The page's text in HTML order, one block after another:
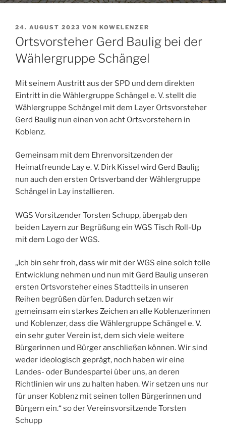
VERÖFFENTLICHT
AM
24. AUGUST 2023 VON KOWELENZER
Ortsvorsteher Gerd Baulig bei der
Wählergruppe Schängel
Mit seinem Austritt aus der SPD und dem direkten
Eintritt in die Wählergruppe Schängel e. V. stellt die
Wählergruppe Schängel mit dem Layer Ortsvorsteher
Gerd Baulig nun einen von acht Ortsvorstehern in
Koblenz.
Gemeinsam mit dem Ehrenvorsitzenden der
Heimatfreunde Lay e. V. Dirk Kissel wird Gerd Baulig
nun auch den ersten Ortsverband der Wählergruppe
Schängel in Lay installieren.
WGS Vorsitzender Torsten Schupp, übergab den
beiden Layern zur Begrüßung ein WGS Tisch Roll-Up
mit dem Logo der WGS.
„Ich bin sehr froh, dass wir mit der WGS eine solch tolle
Entwicklung nehmen und nun mit Gerd Baulig unseren
ersten Ortsvorsteher eines Stadtteils in unseren
Reihen begrüßen dürfen. Dadurch setzen wir
gemeinsam ein starkes Zeichen an alle Koblenzerinnen
und Koblenzer, dass die Wählergruppe Schängel e. V.
ein sehr guter Verein ist, dem sich viele weitere
Bürgerinnen und Bürger anschließen können. Wir sind
weder ideologisch geprägt, noch haben wir eine
Landes- oder Bundespartei über uns, an deren
Richtlinien wir uns zu halten haben. Wir setzen uns nur
für unser Koblenz mit seinen tollen Bürgerinnen und
Bürgern ein.“ so der Vereinsvorsitzende Torsten
Schupp